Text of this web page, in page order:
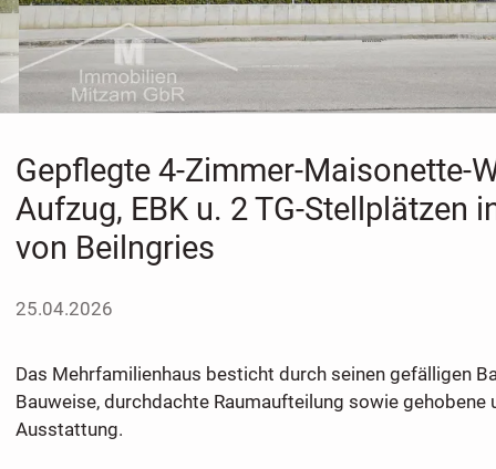
Gepflegte 4-Zimmer-Maisonette-
Aufzug, EBK u. 2 TG-Stellplätzen
von Beilngries
25.04.2026
Das Mehrfamilienhaus besticht durch seinen gefälligen
Bauweise, durchdachte Raumaufteilung sowie gehobene
Ausstattung.